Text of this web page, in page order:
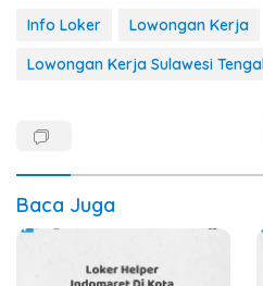
Info Loker
Lowongan Kerja
Lowongan Kerja Sulawesi
Baca Juga